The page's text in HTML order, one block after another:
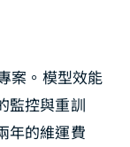
案。模型效能
監控與重訓
年的維運費